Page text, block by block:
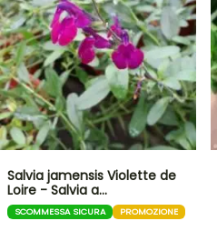
Salvia jamensis Violette de
Loire - Salvia a…
SCOMMESSA SICURA PROMOZIONE